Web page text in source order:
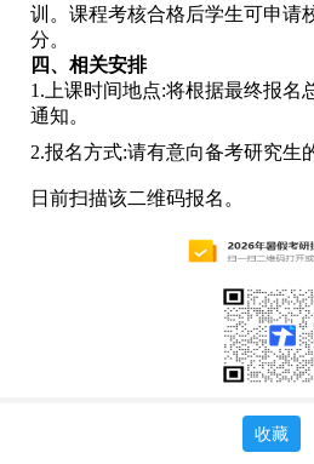
训。课程考核合格后学生可申请
分。
四、相关安排
1.上课时间地点:将根据最终报名
通知。
2.报名方式:请有意向备考研究生
日前扫描该二维码报名。
收藏